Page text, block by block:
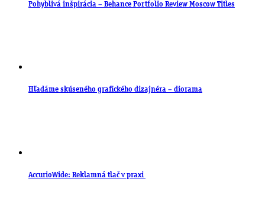
Pohyblivá inšpirácia – Behance Portfolio Review Moscow Titles
Hľadáme skúseného grafického dizajnéra – diorama
AccurioWide: Reklamná tlač v praxi